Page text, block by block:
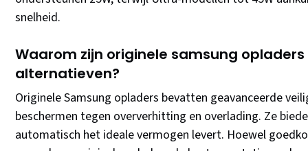
snelheid.
Waarom zijn originele samsung
alternatieven?
Originele Samsung opladers bevatten geavanceerde
beschermen tegen oververhitting en overlading. Ze
automatisch het ideale vermogen levert. Hoewel